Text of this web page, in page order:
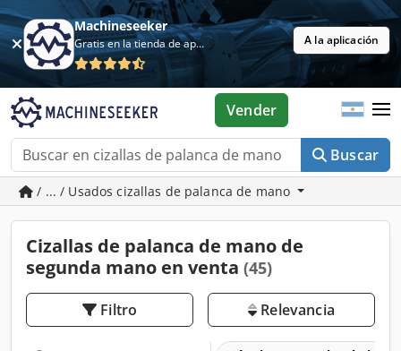
Machineseeker
Gratis en la tienda de aplicaciones A la aplicación
Buscar
Vender
/ ... / Usados cizallas de palanca de mano
Cizallas de palanca de mano de
segunda mano en venta (45)
Filtro Relevancia